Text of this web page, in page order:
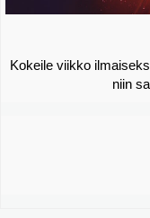
Kokeile viikko
niin